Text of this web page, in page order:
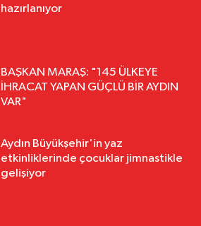
hazırlanıyor
BAŞKAN MARAŞ: "145 ÜLKEYE
İHRACAT YAPAN GÜÇLÜ BİR AYDIN
VAR"
Aydın Büyükşehir'in yaz
etkinliklerinde çocuklar jimnastikle
gelişiyor